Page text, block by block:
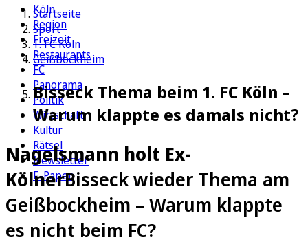
Köln
Region
Freizeit
Restaurants
FC
Panorama
Politik
Wirtschaft
Kultur
Rätsel
Newsletter
E-Paper
Startseite
Sport
1. FC Köln
Geißbockheim
Bisseck Thema beim 1. FC Köln –
Warum klappte es damals nicht?
Nagelsmann holt Ex-
KölnerBisseck wieder Thema am
Geißbockheim – Warum klappte
es nicht beim FC?